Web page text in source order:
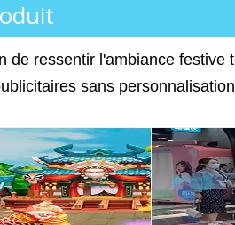
de ressentir l'ambiance festive
sans